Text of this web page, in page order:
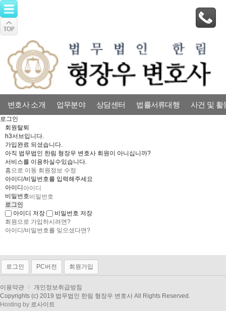
변호사 소개 업무분야 상담센터 법률서류대행 사건 및 활
로그인
회원탈퇴
h3서브입니다.
가입완료 되셨습니다.
아직 법무법인 한림 형장우 변호사 회원이 아니십니까?
서비스를 이용하실수있습니다.
홈으로 이동 회원정보 수정
아이디/비밀번호를 입력해주세요
아이디
비밀번호
아이디 저장
비밀번호 저장
회원으로 가입하시려면?
아이디/비밀번호를 잊으셨다면?
로그인 PC버전 회원가입
이용약관 l
개인정보취급방침
Copyrights (c) 2019 법무법인 한림 형장우 변호사 All Rights Reserved.
Hosting by 로사이트